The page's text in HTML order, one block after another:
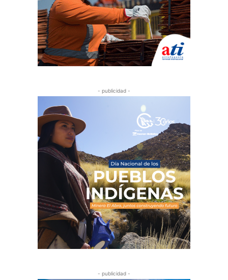
- publicidad -
- publicidad -